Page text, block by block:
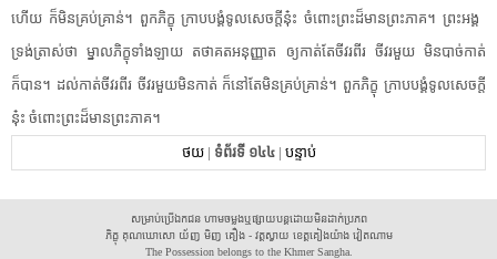
ហើយ​ ​ក៏​មិន​គ្រប់គ្រាន់​។​ ​ពួក​ភិក្ខុ​ ​ក្រាបបង្គំទូល​សេចក្តី​នុ៎ះ​ ​ចំពោះ​ព្រះ​ដ៏​មាន​ព្រះ​ភាគ​។​ ​ព្រះអង្គ​ ​
ទ្រង់​ត្រាស់​ថា​ ​ម្នាល​ភិក្ខុ​ទាំងឡាយ​ ​តថាគត​អនុញ្ញាត​ ​ឲ្យ​កាត់​តែ​ចីវរ​ពីរ​ ​ចីវរ​មួយ​ ​មិនបាច់​កាត់​
ក៏បាន​។​ ​ដល់​កាត់​ចីវរ​ពីរ​ ​ចីវរ​មួយ​មិន​កាត់​ ​ក៏​នៅតែ​មិន​គ្រប់គ្រាន់​។​ ​ពួក​ភិក្ខុ​ ​ក្រាបបង្គំទូល​សេចក្តី​
នុ៎ះ​ ​ចំពោះ​ព្រះ​ដ៏​មាន​ព្រះ​ភាគ​។​ ​
ថយ| ទំព័រទី ១៤៤| បន្ទាប់
សម្រាប់ប្រើឯកជន ហាមចម្លងឬផ្សាយបន្តដោយមិនដាក់ប្រភព
ភិក្ខុ គុណឃោសោ យ័ញ មិញ គឿង - វត្តស្វាយ ខេត្តគៀងយ៉ាង វៀតណាម
The Possession belongs to the Khmer Sangha.